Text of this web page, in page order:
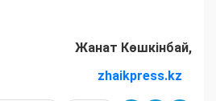
Жанат Көшкінбай,
zhaikpress.kz